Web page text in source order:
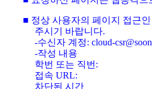
■ 정상 사용자의 페이지 접근
주시기 바랍니다.
-수신자 계정: cloud-
-작성 내용
학번 또는 직번:
접속 URL:
차단된 시간